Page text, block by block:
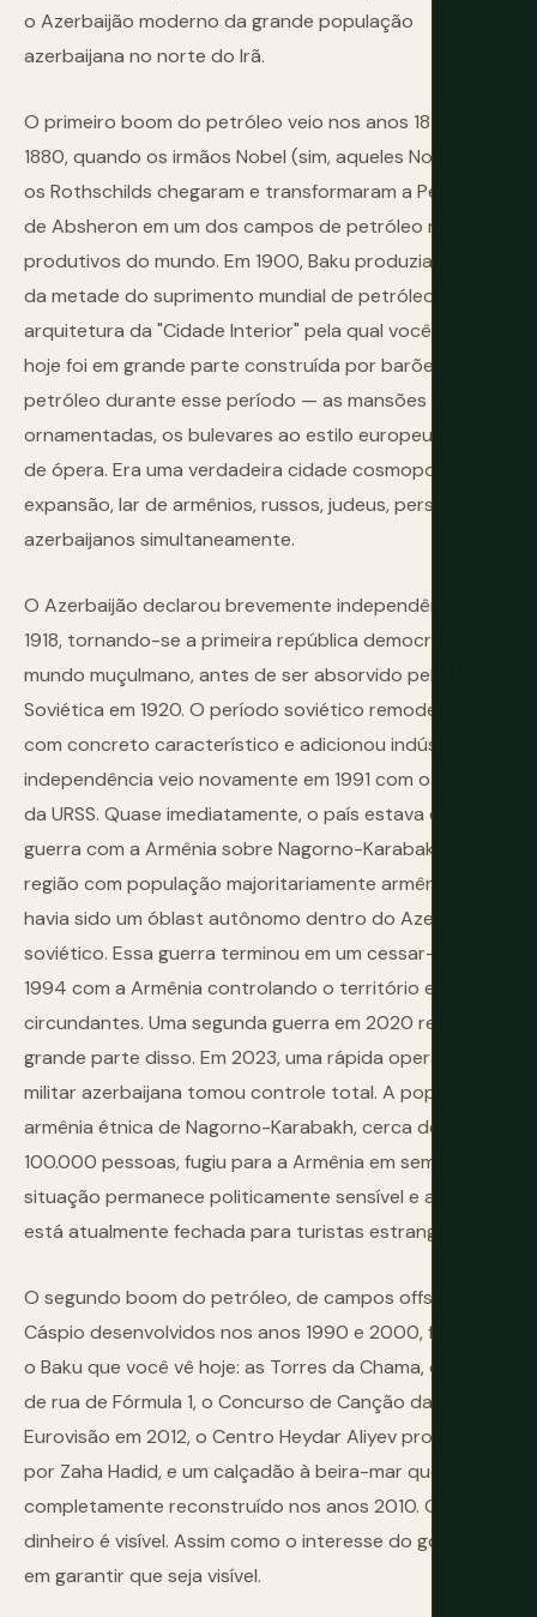
o Azerbaijão moderno da grande população
azerbaijana no norte do Irã.
O primeiro boom do petróleo veio nos anos 1870 e
1880, quando os irmãos Nobel (sim, aqueles Nobels) e
os Rothschilds chegaram e transformaram a Península
de Absheron em um dos campos de petróleo mais
produtivos do mundo. Em 1900, Baku produzia cerca
da metade do suprimento mundial de petróleo. A
arquitetura da "Cidade Interior" pela qual você anda
hoje foi em grande parte construída por barões do
petróleo durante esse período — as mansões de pedra
ornamentadas, os bulevares ao estilo europeu, a casa
de ópera. Era uma verdadeira cidade cosmopolita em
expansão, lar de armênios, russos, judeus, persas e
azerbaijanos simultaneamente.
O Azerbaijão declarou brevemente independência em
1918, tornando-se a primeira república democrática no
mundo muçulmano, antes de ser absorvido pela União
Soviética em 1920. O período soviético remodelou Baku
com concreto característico e adicionou indústria. A
independência veio novamente em 1991 com o colapso
da URSS. Quase imediatamente, o país estava em
guerra com a Armênia sobre Nagorno-Karabakh, uma
região com população majoritariamente armênia que
havia sido um óblast autônomo dentro do Azerbaijão
soviético. Essa guerra terminou em um cessar-fogo em
1994 com a Armênia controlando o território e áreas
circundantes. Uma segunda guerra em 2020 reverteu
grande parte disso. Em 2023, uma rápida operação
militar azerbaijana tomou controle total. A população
armênia étnica de Nagorno-Karabakh, cerca de
100.000 pessoas, fugiu para a Armênia em semanas. A
situação permanece politicamente sensível e a região
está atualmente fechada para turistas estrangeiros.
O segundo boom do petróleo, de campos offshore no
Cáspio desenvolvidos nos anos 1990 e 2000, financiou
o Baku que você vê hoje: as Torres da Chama, o circuito
de rua de Fórmula 1, o Concurso de Canção da
Eurovisão em 2012, o Centro Heydar Aliyev projetado
por Zaha Hadid, e um calçadão à beira-mar que foi
completamente reconstruído nos anos 2010. O
dinheiro é visível. Assim como o interesse do governo
em garantir que seja visível.